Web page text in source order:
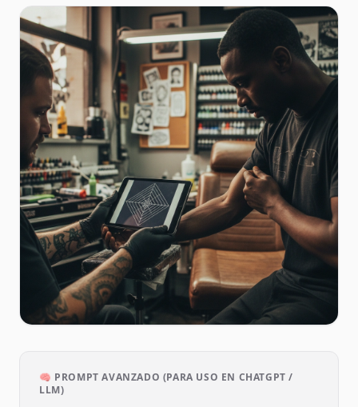
🧠 PROMPT AVANZADO (PARA USO EN CHATGPT /
LLM)